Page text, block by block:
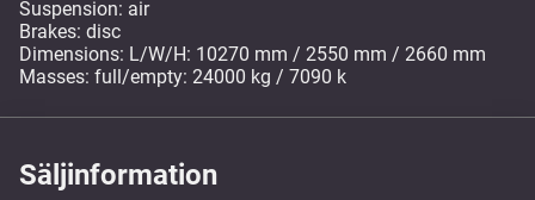
Suspension: air
Brakes: disc
Dimensions: L/W/H: 10270 mm / 2550 mm / 2660 mm
Masses: full/empty: 24000 kg / 7090 k
Säljinformation